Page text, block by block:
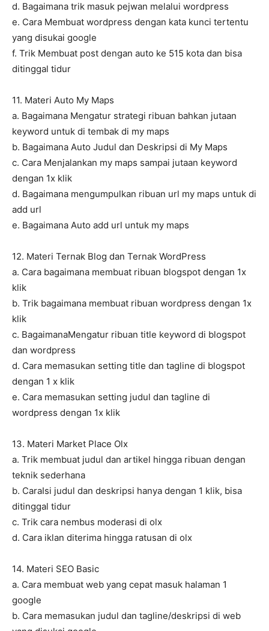
d. Bagaimana trik masuk pejwan melalui wordpress
e. Cara Membuat wordpress dengan kata kunci tertentu
yang disukai google
f. Trik Membuat post dengan auto ke 515 kota dan bisa
ditinggal tidur
11. Materi Auto My Maps
a. Bagaimana Mengatur strategi ribuan bahkan jutaan
keyword untuk di tembak di my maps
b. Bagaimana Auto Judul dan Deskripsi di My Maps
c. Cara Menjalankan my maps sampai jutaan keyword
dengan 1x klik
d. Bagaimana mengumpulkan ribuan url my maps untuk di
add url
e. Bagaimana Auto add url untuk my maps
12. Materi Ternak Blog dan Ternak WordPress
a. Cara bagaimana membuat ribuan blogspot dengan 1x
klik
b. Trik bagaimana membuat ribuan wordpress dengan 1x
klik
c. BagaimanaMengatur ribuan title keyword di blogspot
dan wordpress
d. Cara memasukan setting title dan tagline di blogspot
dengan 1 x klik
e. Cara memasukan setting judul dan tagline di
wordpress dengan 1x klik
13. Materi Market Place Olx
a. Trik membuat judul dan artikel hingga ribuan dengan
teknik sederhana
b. CaraIsi judul dan deskripsi hanya dengan 1 klik, bisa
ditinggal tidur
c. Trik cara nembus moderasi di olx
d. Cara iklan diterima hingga ratusan di olx
14. Materi SEO Basic
a. Cara membuat web yang cepat masuk halaman 1
google
b. Cara memasukan judul dan tagline/deskripsi di web